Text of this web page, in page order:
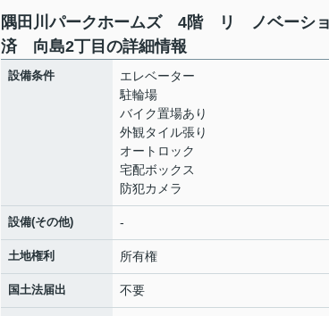
隅田川パークホームズ 4階 リ ノベーシ
済 向島2丁目の詳細情報
設備条件
エレベーター
駐輪場
バイク置場あり
外観タイル張り
オートロック
宅配ボックス
防犯カメラ
設備(その他) -
土地権利 所有権
国土法届出 不要